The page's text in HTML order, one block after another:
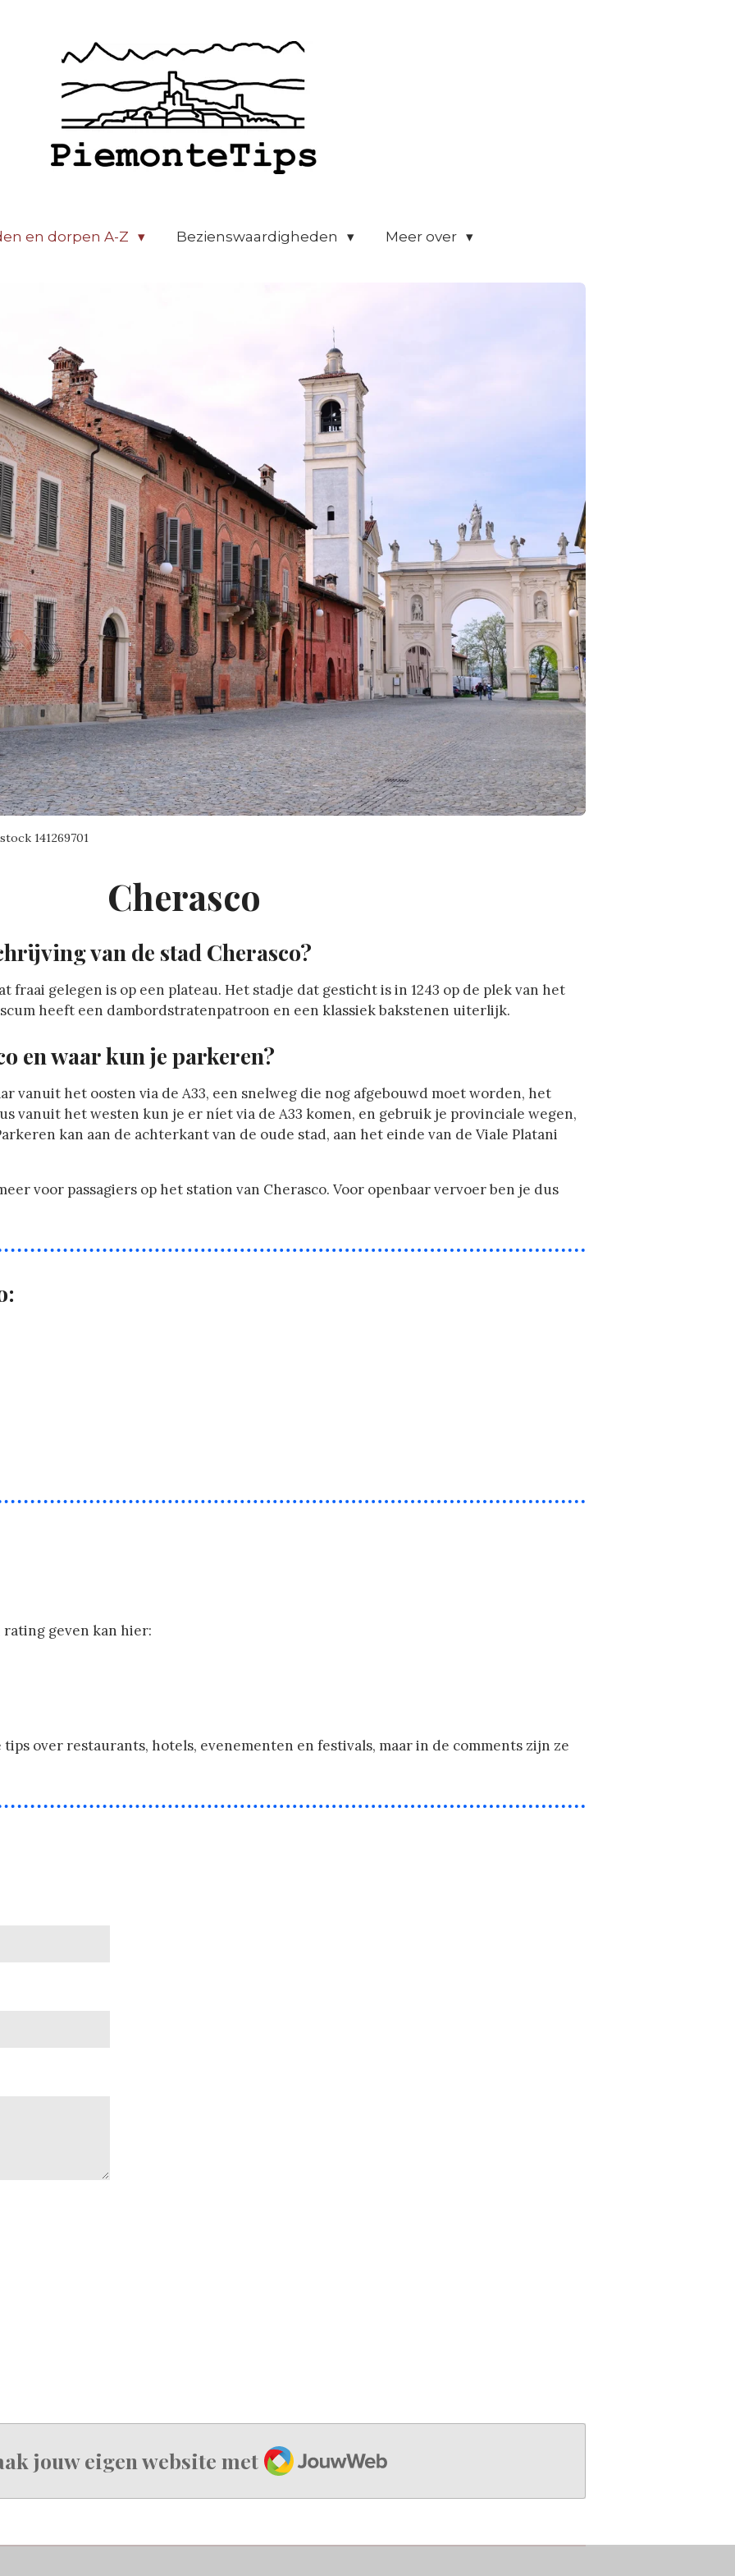
en dorpen A-Z Bezienswaardigheden Meer over
141269701
Cherasco
van de stad Cherasco?
fraai gelegen is op een plateau. Het stadje dat gesticht is in 1243 op de plek van het
heeft een dambordstratenpatroon en een klassiek bakstenen uiterlijk.
en waar kun je parkeren?
vanuit het oosten via de A33, een snelweg die nog afgebouwd moet worden, het
vanuit het westen kun je er níet via de A33 komen, en gebruik je provinciale wegen,
kan aan de achterkant van de oude stad, aan het einde van de Viale Platani
voor passagiers op het station van Cherasco. Voor openbaar vervoer ben je dus
rating geven kan hier:
over restaurants, hotels, evenementen en festivals, maar in de comments zijn ze
jouw eigen website met JouwWeb